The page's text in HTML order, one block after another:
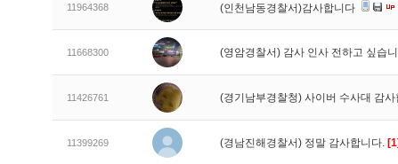
11964368 (인천남동경찰서)감사합니다
11668300 (영암경찰서) 감사 인사 전하고 싶습
11426761 (경기남부경찰청) 사이버 수사대 감사
11399269 (경남진해경찰서) 정말 감사합니다. [1]